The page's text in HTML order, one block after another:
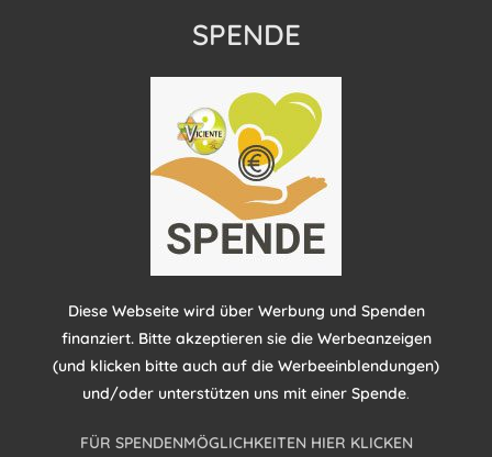
SPENDE
Diese Webseite wird über Werbung und Spenden
finanziert. Bitte akzeptieren sie die Werbeanzeigen
(und klicken bitte auch auf die Werbeeinblendungen)
und/oder unterstützen uns mit einer Spende.
FÜR SPENDENMÖGLICHKEITEN HIER KLICKEN